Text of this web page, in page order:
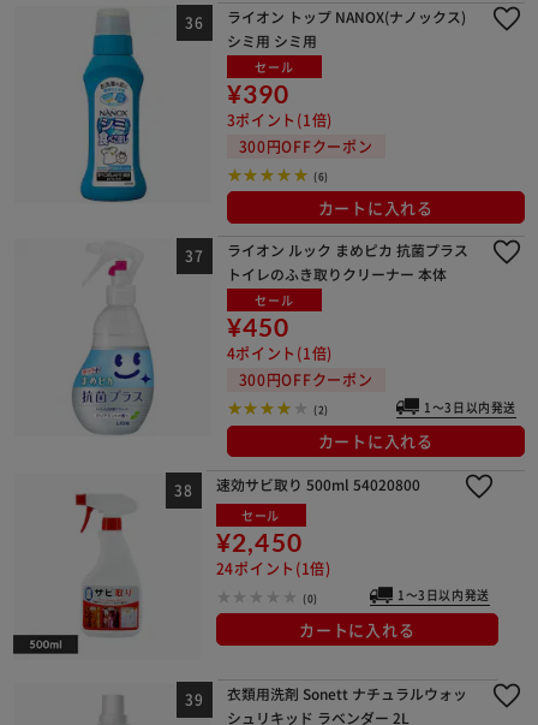
ライオン トップ NANOX(ナノックス)
シミ用 シミ用
セール
¥390
3ポイント(1倍)
300円OFFクーポン
(6)
カートに入れる
ライオン ルック まめピカ 抗菌プラス
トイレのふき取りクリーナー 本体
セール
¥450
4ポイント(1倍)
300円OFFクーポン
(2) 1～3日以内発送
カートに入れる
速効サビ取り 500ml 54020800
セール
¥2,450
24ポイント(1倍)
(0) 1～3日以内発送
カートに入れる
衣類用洗剤 Sonett ナチュラルウォッ
シュリキッド ラベンダー 2L